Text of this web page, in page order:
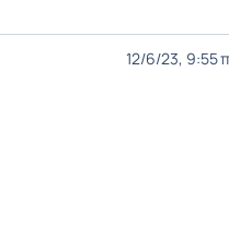
12/6/23, 9:55